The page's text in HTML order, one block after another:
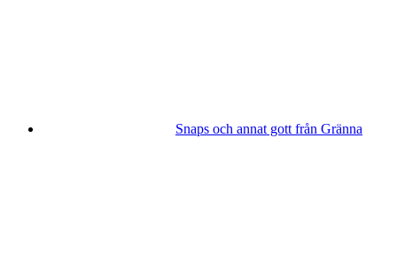
Snaps och annat gott från Gränna